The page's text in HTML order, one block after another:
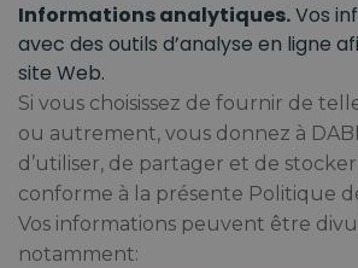
Informations analytiques.Vos
avec des outils d’analyse en ligne
site Web.
Si vous choisissez de fournir de
ou autrement, vous donnez à
d’utiliser, de partager et de
conforme à la présente Politique
Vos informations peuvent être
notamment: